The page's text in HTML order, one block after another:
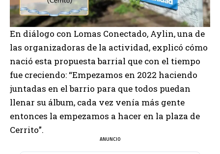
En diálogo con Lomas Conectado, Aylin, una de
las organizadoras de la actividad, explicó cómo
nació esta propuesta barrial que con el tiempo
fue creciendo: “Empezamos en 2022 haciendo
juntadas en el barrio para que todos puedan
llenar su álbum, cada vez venía más gente
entonces la empezamos a hacer en la plaza de
Cerrito”.
ANUNCIO